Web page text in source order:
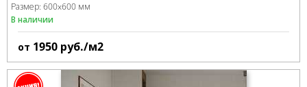
Размер: 600x600 мм
В наличии
от 1950 руб./м2